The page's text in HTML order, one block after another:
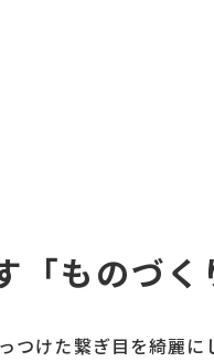
ものづく
つけた繋ぎ目を綺麗に